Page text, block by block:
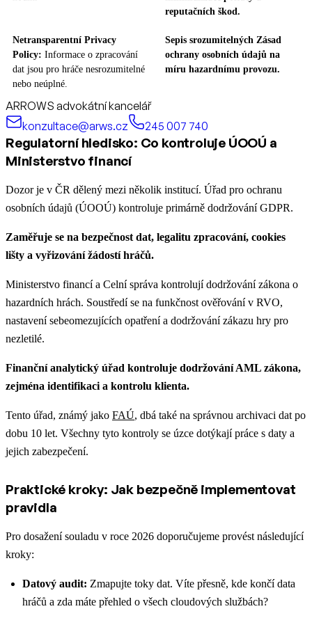
reputačních škod.
Netransparentní Privacy
Policy: Informace o zpracování
dat jsou pro hráče nesrozumitelné
nebo neúplné.
Sepis srozumitelných Zásad
ochrany osobních údajů na
míru hazardnímu provozu.
ARROWS advokátní kancelář
konzultace@arws.cz
245 007 740
Regulatorní hledisko: Co kontroluje ÚOOÚ a
Ministerstvo financí
Dozor je v ČR dělený mezi několik institucí. Úřad pro ochranu
osobních údajů (ÚOOÚ) kontroluje primárně dodržování GDPR.
Zaměřuje se na bezpečnost dat, legalitu zpracování, cookies
lišty a vyřizování žádostí hráčů.
Ministerstvo financí a Celní správa kontrolují dodržování zákona o
hazardních hrách. Soustředí se na funkčnost ověřování v RVO,
nastavení sebeomezujících opatření a dodržování zákazu hry pro
nezletilé.
Finanční analytický úřad kontroluje dodržování AML zákona,
zejména identifikaci a kontrolu klienta.
Tento úřad, známý jako FAÚ, dbá také na správnou archivaci dat po
dobu 10 let. Všechny tyto kontroly se úzce dotýkají práce s daty a
jejich zabezpečení.
Praktické kroky: Jak bezpečně implementovat
pravidla
Pro dosažení souladu v roce 2026 doporučujeme provést následující
kroky:
Datový audit: Zmapujte toky dat. Víte přesně, kde končí data
hráčů a zda máte přehled o všech cloudových službách?